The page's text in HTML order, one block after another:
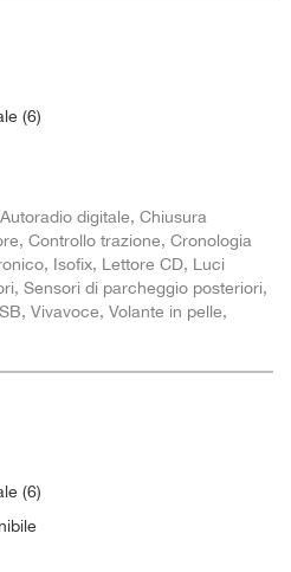
(6)
digitale, Chiusura
Controllo trazione, Cronologia
Isofix, Lettore CD, Luci
Sensori di parcheggio posteriori,
Vivavoce, Volante in pelle,
(6)